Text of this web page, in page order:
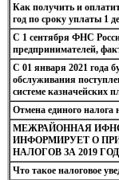
Как получить и
год по сроку уплаты 1
С 1 сентября ФНС
предпринимателей,
С 01 января 2021 года
обслуживания
системе казначейских
Отмена единого налога
МЕЖРАЙОННАЯ
ИНФОРМИРУЕТ О
НАЛОГОВ ЗА 2019 ГОД
Что такое налоговое